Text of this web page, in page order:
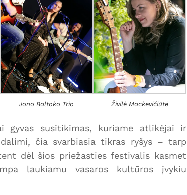
Jono Baltoko Trio Živilė Mackevičiūtė
gyvas susitikimas, kuriame atlikėjai ir
čia svarbiasia tikras ryšys – tarp
dėl šios priežasties festivalis kasmet
laukiamu vasaros kultūros įvykiu